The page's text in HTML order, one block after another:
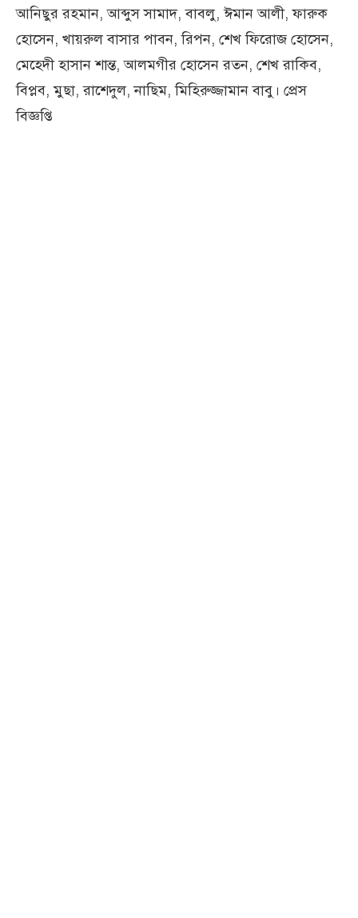
আনিছুর রহমান, আব্দুস সামাদ, বাবলু, ঈমান আলী, ফারুক
হোসেন, খায়রুল বাসার পাবন, রিপন, শেখ ফিরোজ হোসেন,
মেহেদী হাসান শান্ত, আলমগীর হোসেন রতন, শেখ রাকিব,
বিপ্লব, মুছা, রাশেদুল, নাছিম, মিহিরুজ্জামান বাবু। প্রেস
বিজ্ঞপ্তি